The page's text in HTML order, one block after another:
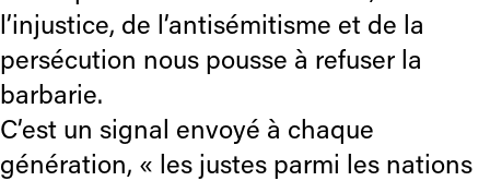
l’injustice, de l’antisémitisme et de la
persécution nous pousse à refuser la
barbarie.
C’est un signal envoyé à chaque
génération, « les justes parmi les nations